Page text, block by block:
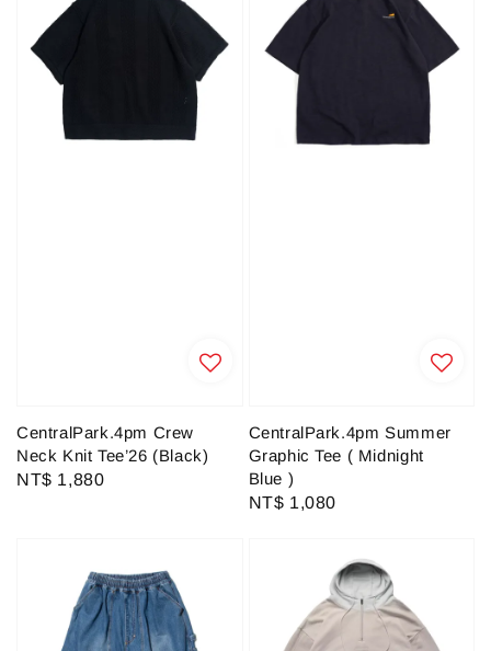
CentralPark.4pm Crew
Neck Knit Tee’26 (Black)
Regular
NT$ 1,880
CentralPark.4pm Summer
Graphic Tee ( Midnight
Blue )
Regular
NT$ 1,080